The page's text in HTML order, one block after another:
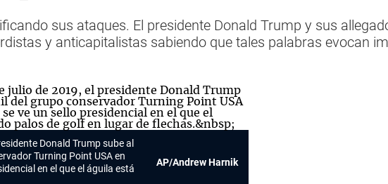
sus ataques. El presidente Donald Trump y sus
y anticapitalistas sabiendo que tales palabras evocan
Donald Trump sube al
Turning Point USA en
en el que el águila está
AP/Andrew Harnik